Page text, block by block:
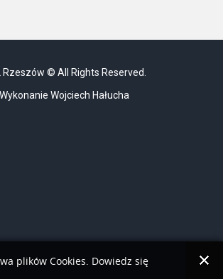
Rzeszów © All Rights Reserved.
Wykonanie Wojciech Hałucha
plików Cookies. Dowiedz się